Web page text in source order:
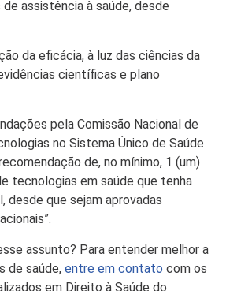
assistência à saúde, desde
da eficácia, à luz das ciências da
científicas e plano
pela Comissão Nacional de
no Sistema Único de Saúde
de, no mínimo, 1 (um)
tecnologias em saúde que tenha
desde que sejam aprovadas
assunto? Para entender melhor a
de saúde,entre em contato com os
em Direito à Saúde do